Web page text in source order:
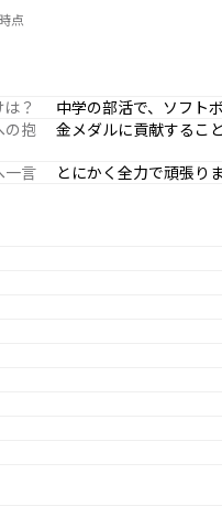
点
？
中学の部活で、ソフト
の抱
金メダルに貢献するこ
一言
とにかく全力で頑張り